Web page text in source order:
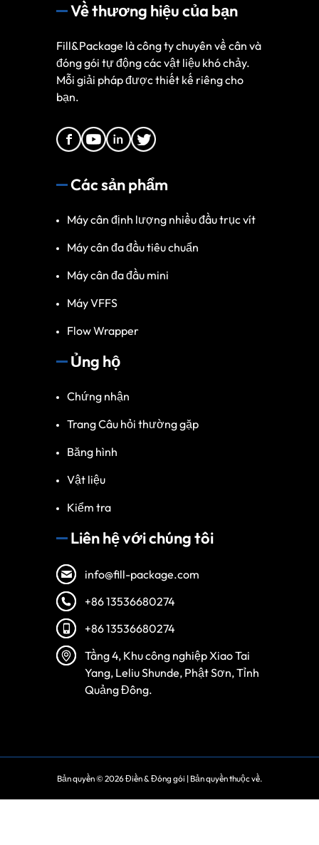
Về thương hiệu của bạn
Fill&Package là công ty chuyên về cân và
đóng gói tự động các vật liệu khó chảy.
Mỗi giải pháp được thiết kế riêng cho
bạn.
Các sản phẩm
Máy cân định lượng nhiều đầu trục vít
Máy cân đa đầu tiêu chuẩn
Máy cân đa đầu mini
Máy VFFS
Flow Wrapper
Ủng hộ
Chứng nhận
Trang Câu hỏi thường gặp
Băng hình
Vật liệu
Kiểm tra
Liên hệ với chúng tôi
info@fill-package.com
+86 13536680274
+86 13536680274
Tầng 4, Khu công nghiệp Xiao Tai
Yang, Leliu Shunde, Phật Sơn, Tỉnh
Quảng Đông.
Bản quyền © 2026Điền & Đóng gói | Bản quyền thuộc về.